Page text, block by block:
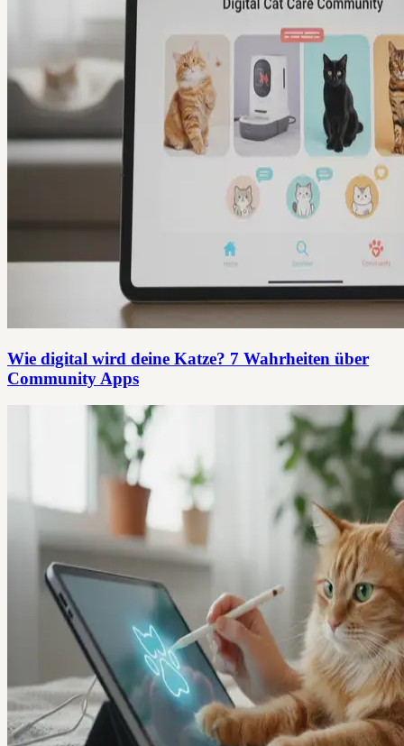
Wie digital wird deine Katze? 7 Wahrheiten über
Community Apps